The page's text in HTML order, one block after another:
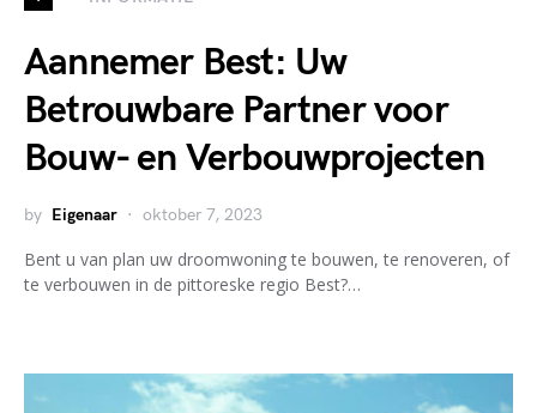
Aannemer Best: Uw
Betrouwbare Partner voor
Bouw- en Verbouwprojecten
by Eigenaar oktober 7, 2023
Bent u van plan uw droomwoning te bouwen, te renoveren, of
te verbouwen in de pittoreske regio Best?…